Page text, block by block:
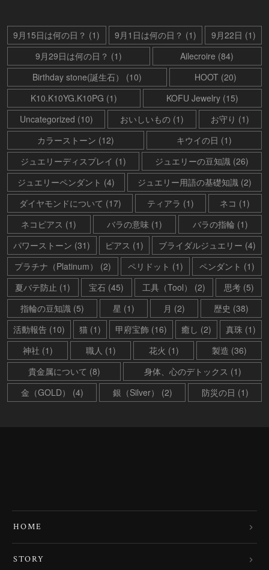
9月15日は何の日？ (1) 9月1日は何の日？ (1)
9月22日 (1)
9月29日は何の日？ (1)
Ailecroire (84)
Birthday stone(誕生石） (10)
HOOT (20)
K10.K10YG.K10PG (1)
KOFU Jewelry (15)
Uncategorized (10)
おいしいもの (1)
お守り (1)
カラーストーン (12)
キウイの日 (1)
ジュエリーディスプレイ (1)
ジュエリーの豆知識 (26)
ジュエリーペンダント (4)
ジュエリー用語の基礎知識 (2)
ダイヤモンドについて (17)
ティアラ (1)
ネコ (1)
ネコピアス (1)
バラの意味 (1)
バラの指輪 (1)
パワーストーン (31)
ピアス (1)
ブライダルジュエリー (4)
プラチナ（Platinum） (2)
ペリドット (1)
ペンダント (1)
夏バテ防止 (1)
宝石 (45) 工具（Tool） (2)
思考 (5)
指輪の豆知識 (5)
星 (1) 月 (2)
歴史 (38)
活動報告 (10)
猫 (1) 甲府宝飾 (16) 癒し (2)
真珠 (1)
神社 (1)
職人 (1) 花火 (1)
製造 (36)
貴金属について (8)
身体、心のデトックス (1)
金（GOLD） (4)
銀（Silver） (2) 防災の日 (1)
HOME
STORY